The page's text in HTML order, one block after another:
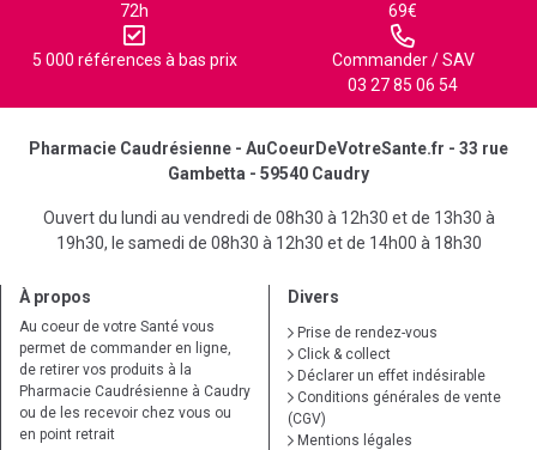
72h
69€
5 000 références à bas prix
Commander / SAV
03 27 85 06 54
Pharmacie Caudrésienne - AuCoeurDeVotreSante.fr - 33 rue
Gambetta - 59540 Caudry
Ouvert du lundi au vendredi de 08h30 à 12h30 et de 13h30 à
19h30, le samedi de 08h30 à 12h30 et de 14h00 à 18h30
À propos
Au coeur de votre Santé vous
permet de commander en ligne,
de retirer vos produits à la
Pharmacie Caudrésienne à Caudry
ou de les recevoir chez vous ou
en point retrait
Divers
Prise de rendez-vous
Click & collect
Déclarer un effet indésirable
Conditions générales de vente
(CGV)
Mentions légales